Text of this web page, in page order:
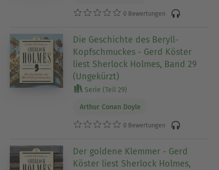
0 Bewertungen
Die Geschichte des Beryll-
Kopfschmuckes - Gerd Köster
liest Sherlock Holmes, Band 29
(Ungekürzt)
Serie (Teil 29)
Arthur Conan Doyle
0 Bewertungen
Der goldene Klemmer - Gerd
Köster liest Sherlock Holmes,